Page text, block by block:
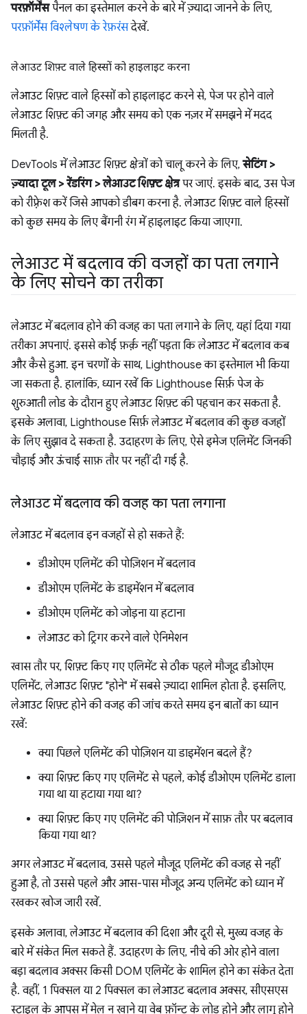
परफ़ॉर्मेंसपैनल का इस्तेमाल करने के बारे में ज़्यादा जानने के लिए,
परफ़ॉर्मेंस विश्लेषण के रेफ़रंसदेखें.
लेआउट शिफ़्ट वाले हिस्सों को हाइलाइट करना
लेआउट शिफ़्ट वाले हिस्सों को हाइलाइट करने से, पेज पर होने वाले
लेआउट शिफ़्ट की जगह और समय को एक नज़र में समझने में मदद
मिलती है.
DevTools में लेआउट शिफ़्ट क्षेत्रों को चालू करने के लिए, सेटिंग >
ज़्यादा टूल > रेंडरिंग > लेआउट शिफ़्ट क्षेत्रपर जाएं. इसके बाद, उस पेज
को रीफ़्रेश करें जिसे आपको डीबग करना है. लेआउट शिफ़्ट वाले हिस्सों
को कुछ समय के लिए बैंगनी रंग में हाइलाइट किया जाएगा.
लेआउट में बदलाव की वजहों का पता लगाने
के लिए सोचने का तरीका
लेआउट में बदलाव होने की वजह का पता लगाने के लिए, यहां दिया गया
तरीका अपनाएं. इससे कोई फ़र्क़ नहीं पड़ता कि लेआउट में बदलाव कब
और कैसे हुआ. इन चरणों के साथ, Lighthouse का इस्तेमाल भी किया
जा सकता है. हालांकि, ध्यान रखें कि Lighthouse सिर्फ़ पेज के
शुरुआती लोड के दौरान हुए लेआउट शिफ़्ट की पहचान कर सकता है.
इसके अलावा, Lighthouse सिर्फ़ लेआउट में बदलाव की कुछ वजहों
के लिए सुझाव दे सकता है. उदाहरण के लिए, ऐसे इमेज एलिमेंट जिनकी
चौड़ाई और ऊंचाई साफ़ तौर पर नहीं दी गई है.
लेआउट में बदलाव की वजह का पता लगाना
लेआउट में बदलाव इन वजहों से हो सकते हैं:
डीओएम एलिमेंट की पोज़िशन में बदलाव
डीओएम एलिमेंट के डाइमेंशन में बदलाव
डीओएम एलिमेंट को जोड़ना या हटाना
लेआउट को ट्रिगर करने वाले ऐनिमेशन
खास तौर पर, शिफ़्ट किए गए एलिमेंट से ठीक पहले मौजूद डीओएम
एलिमेंट, लेआउट शिफ़्ट "होने" में सबसे ज़्यादा शामिल होता है. इसलिए,
लेआउट शिफ़्ट होने की वजह की जांच करते समय इन बातों का ध्यान
रखें:
क्या पिछले एलिमेंट की पोज़िशन या डाइमेंशन बदले हैं?
क्या शिफ़्ट किए गए एलिमेंट से पहले, कोई डीओएम एलिमेंट डाला
गया था या हटाया गया था?
क्या शिफ़्ट किए गए एलिमेंट की पोज़िशन में साफ़ तौर पर बदलाव
किया गया था?
अगर लेआउट में बदलाव, उससे पहले मौजूद एलिमेंट की वजह से नहीं
हुआ है, तो उससे पहले और आस-पास मौजूद अन्य एलिमेंट को ध्यान में
रखकर खोज जारी रखें.
इसके अलावा, लेआउट में बदलाव की दिशा और दूरी से, मुख्य वजह के
बारे में संकेत मिल सकते हैं. उदाहरण के लिए, नीचे की ओर होने वाला
बड़ा बदलाव अक्सर किसी DOM एलिमेंट के शामिल होने का संकेत देता
है. वहीं, 1 पिक्सल या 2 पिक्सल का लेआउट बदलाव अक्सर, सीएसएस
स्टाइल के आपस में मेल न खाने या वेब फ़ॉन्ट के लोड होने और लागू होने